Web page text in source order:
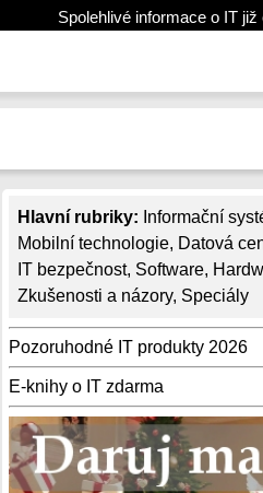
Spolehlivé informace o IT již
Hlavní rubriky: Informační
Mobilní technologie, Datová
IT bezpečnost, Software,
Zkušenosti a názory, Speciály
Pozoruhodné IT produkty 2026
E-knihy o IT zdarma